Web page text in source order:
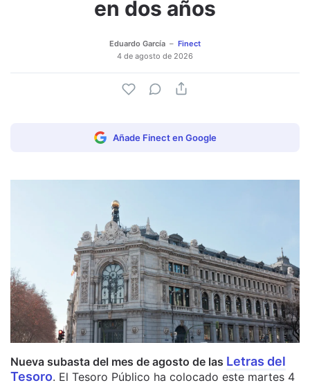
en dos años
Eduardo García
Finect
4 de agosto de 2026
Añade Finect en Google
Nueva subasta del mes de agosto de las Letras del
Tesoro. El Tesoro Público ha colocado este martes 4